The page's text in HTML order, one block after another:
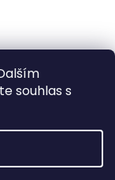
souhlas s